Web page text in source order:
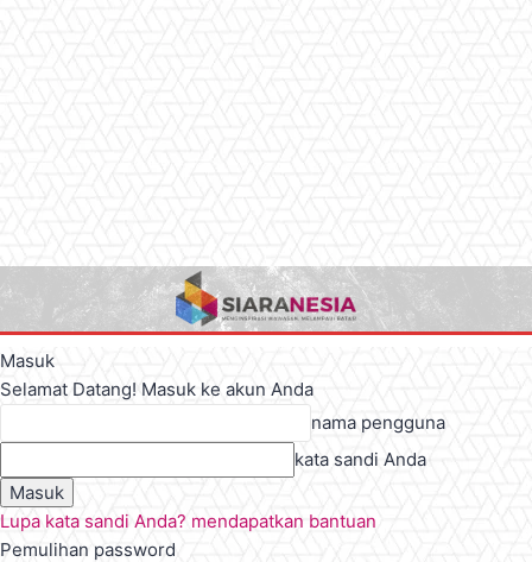
Masuk
Selamat Datang! Masuk ke akun Anda
nama pengguna
kata sandi Anda
Lupa kata sandi Anda? mendapatkan bantuan
Pemulihan password